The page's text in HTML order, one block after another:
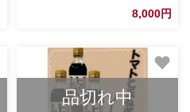
8,000円
品切れ中